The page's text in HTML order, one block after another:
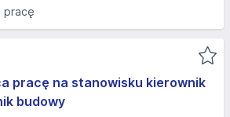
pracę
pracę na stanowisku kierownik
budowy